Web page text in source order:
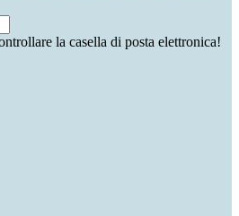
la casella di posta elettronica!